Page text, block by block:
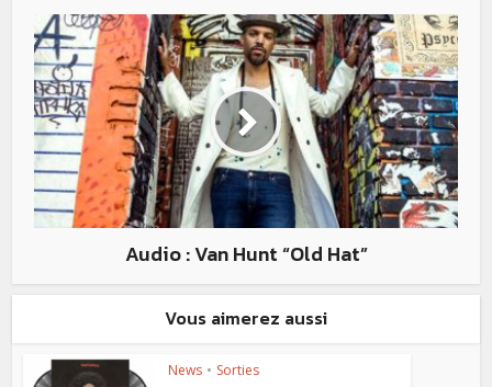
Audio : Van Hunt “Old Hat”
Vous aimerez aussi
News • Sorties